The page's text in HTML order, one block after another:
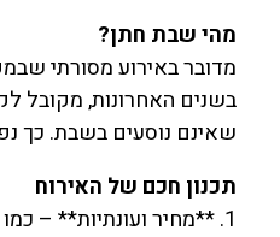
מהי שבת חתן?
מדובר באירוע מסורתי
בשנים האחרונות, מקובל
שאינם נוסעים בשבת. כך
תכנון חכם של האירוח
1. **מחיר ועונתיות** – כמו בכל אירוח במלון, המחיר מושפע מהתאריך והעונה.